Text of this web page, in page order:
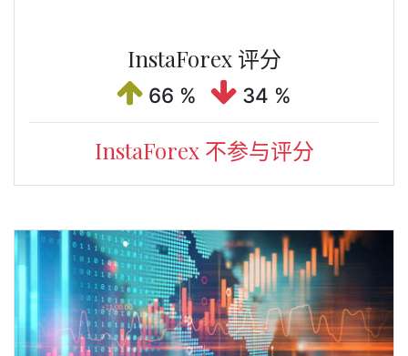
InstaForex 评分
66 % 34 %
InstaForex 不参与评分